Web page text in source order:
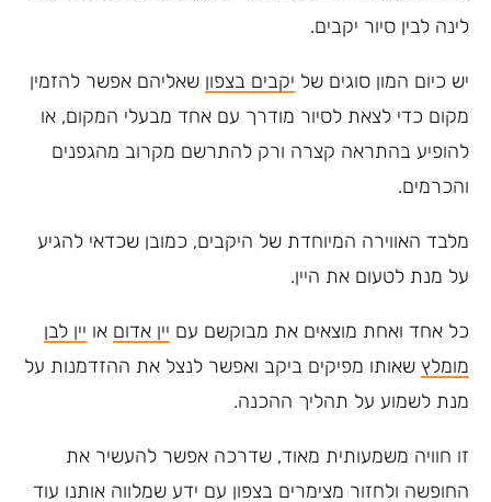
לינה לבין סיור יקבים.
יש כיום המון סוגים שליקבים בצפוןשאליהם אפשר להזמין
מקום כדי לצאת לסיור מודרך עם אחד מבעלי המקום, או
להופיע בהתראה קצרה ורק להתרשם מקרוב מהגפנים
והכרמים.
מלבד האווירה המיוחדת של היקבים, כמובן שכדאי להגיע
על מנת לטעום את היין.
כל אחד ואחת מוצאים את מבוקשם עםיין אדוםאויין לבן
מומלץשאותו מפיקים ביקב ואפשר לנצל את ההזדמנות על
מנת לשמוע על תהליך ההכנה.
זו חוויה משמעותית מאוד, שדרכה אפשר להעשיר את
החופשה ולחזור מצימרים בצפון עם ידע שמלווה אותנו עוד